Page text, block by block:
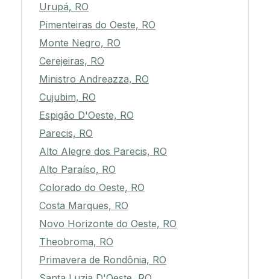
Urupá, RO
Pimenteiras do Oeste, RO
Monte Negro, RO
Cerejeiras, RO
Ministro Andreazza, RO
Cujubim, RO
Espigão D'Oeste, RO
Parecis, RO
Alto Alegre dos Parecis, RO
Alto Paraíso, RO
Colorado do Oeste, RO
Costa Marques, RO
Novo Horizonte do Oeste, RO
Theobroma, RO
Primavera de Rondônia, RO